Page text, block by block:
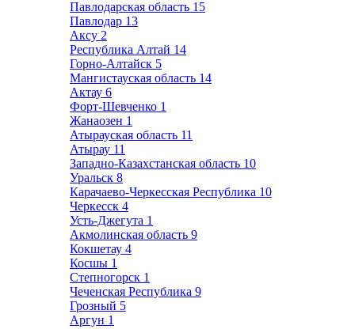
Павлодарская область 15
Павлодар 13
Аксу 2
Республика Алтай 14
Горно-Алтайск 5
Мангистауская область 14
Актау 6
Форт-Шевченко 1
Жанаозен 1
Атырауская область 11
Атырау 11
Западно-Казахстанская область 10
Уральск 8
Карачаево-Черкесская Республика 10
Черкесск 4
Усть-Джегута 1
Акмолинская область 9
Кокшетау 4
Косшы 1
Степногорск 1
Чеченская Республика 9
Грозный 5
Аргун 1